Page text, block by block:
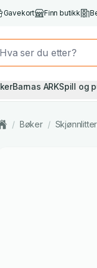
Gavekort Finn butikk
Barnas ARKSpill og
/ Bøker /